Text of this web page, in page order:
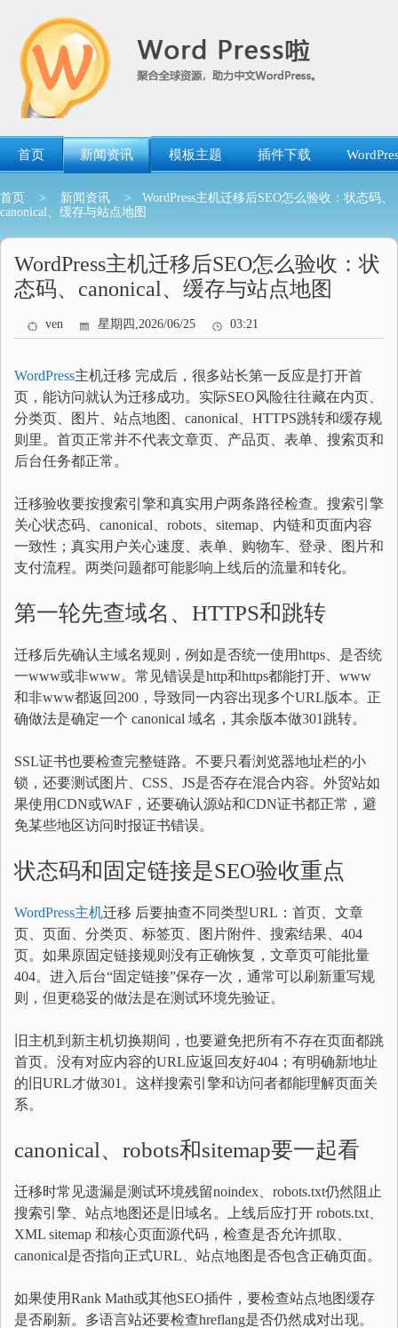
首页 新闻资讯 模板主题 插件下载
首页 > 新闻资讯
> WordPress主机迁移后SEO怎么验收：状态码、
canonical、缓存与站点地图
WordPress主机迁移后SEO怎么验收：状
态码、canonical、缓存与站点地图
ven 星期四,2026/06/25 03:21
WordPress主机迁移 完成后，很多站长第一反应是打开首
页，能访问就认为迁移成功。实际SEO风险往往藏在内页、
分类页、图片、站点地图、canonical、HTTPS跳转和缓存规
则里。首页正常并不代表文章页、产品页、表单、搜索页和
后台任务都正常。
迁移验收要按搜索引擎和真实用户两条路径检查。搜索引擎
关心状态码、canonical、robots、sitemap、内链和页面内容
一致性；真实用户关心速度、表单、购物车、登录、图片和
支付流程。两类问题都可能影响上线后的流量和转化。
第一轮先查域名、HTTPS和跳转
迁移后先确认主域名规则，例如是否统一使用https、是否统
一www或非www。常见错误是http和https都能打开、www
和非www都返回200，导致同一内容出现多个URL版本。正
确做法是确定一个 canonical 域名，其余版本做301跳转。
SSL证书也要检查完整链路。不要只看浏览器地址栏的小
锁，还要测试图片、CSS、JS是否存在混合内容。外贸站如
果使用CDN或WAF，还要确认源站和CDN证书都正常，避
免某些地区访问时报证书错误。
状态码和固定链接是SEO验收重点
WordPress主机迁移 后要抽查不同类型URL：首页、文章
页、页面、分类页、标签页、图片附件、搜索结果、404
页。如果原固定链接规则没有正确恢复，文章页可能批量
404。进入后台“固定链接”保存一次，通常可以刷新重写规
则，但更稳妥的做法是在测试环境先验证。
旧主机到新主机切换期间，也要避免把所有不存在页面都跳
首页。没有对应内容的URL应返回友好404；有明确新地址
的旧URL才做301。这样搜索引擎和访问者都能理解页面关
系。
canonical、robots和sitemap要一起看
迁移时常见遗漏是测试环境残留noindex、robots.txt仍然阻止
搜索引擎、站点地图还是旧域名。上线后应打开 robots.txt、
XML sitemap 和核心页面源代码，检查是否允许抓取、
canonical是否指向正式URL、站点地图是否包含正确页面。
如果使用Rank Math或其他SEO插件，要检查站点地图缓存
是否刷新。多语言站还要检查hreflang是否仍然成对出现。